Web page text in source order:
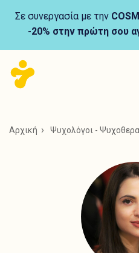
Σε συνεργασία με την
-20% στην πρώτη σου
Αρχική Ψυχολόγοι -